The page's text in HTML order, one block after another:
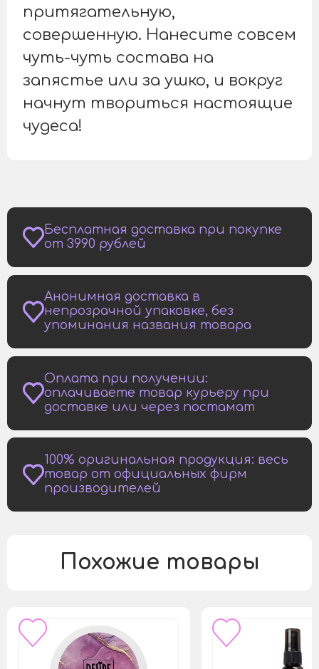
притягательную,
совершенную. Нанесите совсем
чуть-чуть состава на
запястье или за ушко, и вокруг
начнут твориться настоящие
чудеса!
Бесплатная доставка при покупке
от 3990 рублей
Анонимная доставка в
непрозрачной упаковке, без
упоминания названия товара
Оплата при получении:
оплачиваете товар курьеру при
доставке или через постамат
100% оригинальная продукция: весь
товар от официальных фирм
производителей
Похожие товары